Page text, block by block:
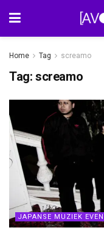
Home Tag screamo
Tag: screamo
JAPANSE MUZIEK